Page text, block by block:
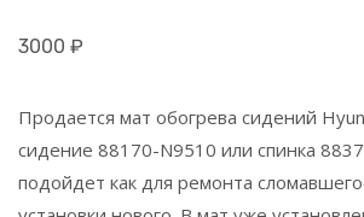
3000 ₽
Продается мат обогрева сидений
сидение 88170-N9510 или спинка
подойдет как для ремонта